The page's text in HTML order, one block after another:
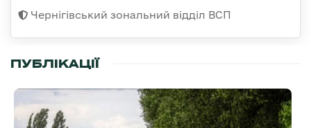
Чернігівський зональний відділ ВСП
ПУБЛІКАЦІЇ